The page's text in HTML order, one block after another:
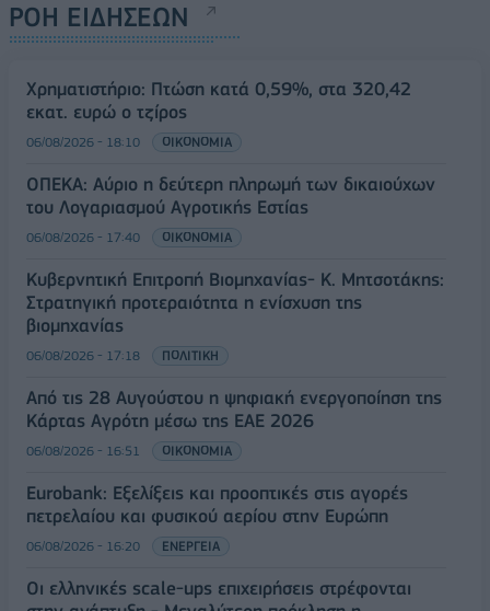
ΡΟΗ ΕΙΔΗΣΕΩΝ
Χρηματιστήριο: Πτώση κατά 0,59%, στα 320,42
εκατ. ευρώ ο τζίρος
06/08/2026 - 18:10 ΟΙΚΟΝΟΜΙΑ
ΟΠΕΚΑ: Αύριο η δεύτερη πληρωμή των δικαιούχων
του Λογαριασμού Αγροτικής Εστίας
06/08/2026 - 17:40 ΟΙΚΟΝΟΜΙΑ
Κυβερνητική Επιτροπή Βιομηχανίας- Κ. Μητσοτάκης:
Στρατηγική προτεραιότητα η ενίσχυση της
βιομηχανίας
06/08/2026 - 17:18 ΠΟΛΙΤΙΚΗ
Από τις 28 Αυγούστου η ψηφιακή ενεργοποίηση της
Κάρτας Αγρότη μέσω της ΕΑΕ 2026
06/08/2026 - 16:51 ΟΙΚΟΝΟΜΙΑ
Eurobank: Εξελίξεις και προοπτικές στις αγορές
πετρελαίου και φυσικού αερίου στην Ευρώπη
06/08/2026 - 16:20 ΕΝΕΡΓΕΙΑ
Οι ελληνικές scale-ups επιχειρήσεις στρέφονται